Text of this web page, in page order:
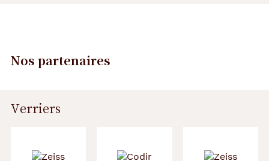
Nos partenaires
Verriers